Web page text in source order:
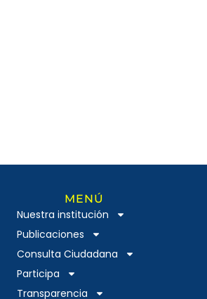
MENÚ
Nuestra institución
Publicaciones
Consulta Ciudadana
Participa
Transparencia